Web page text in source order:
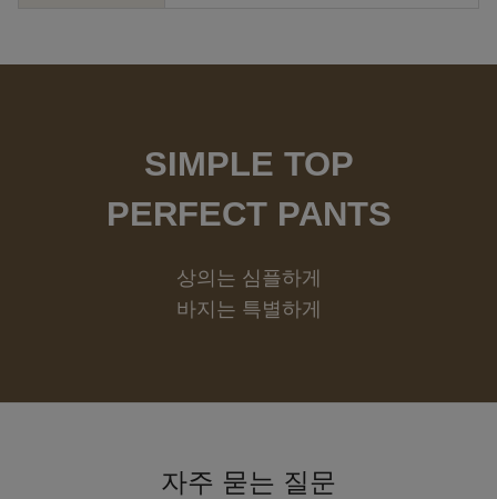
SIMPLE TOP
PERFECT PANTS
상의는 심플하게
바지는 특별하게
자주 묻는 질문